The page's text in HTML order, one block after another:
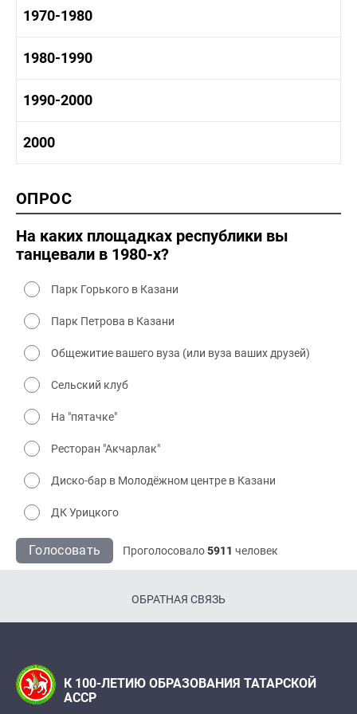
1950-1960 культура
1960-1970 история
1960-1970 культура
1970-1980
1970-1980 история
1970 - 1980 быт
1980-1990
1980 -1990 история
1990-2000
2000
2000 промышленность
2000 культура
ОПРОС
На каких площадках республики вы
танцевали в 1980-х?
Парк Горького в Казани
Парк Петрова в Казани
Общежитие вашего вуза (или вуза ваших друзей)
Сельский клуб
На "пятачке"
Ресторан "Акчарлак"
Диско-бар в Молодёжном центре в Казани
ДК Урицкого
Голосовать Проголосовало5911 человек
ОБРАТНАЯ СВЯЗЬ
К 100-ЛЕТИЮ ОБРАЗОВАНИЯ ТАТАРСКОЙ
АССР